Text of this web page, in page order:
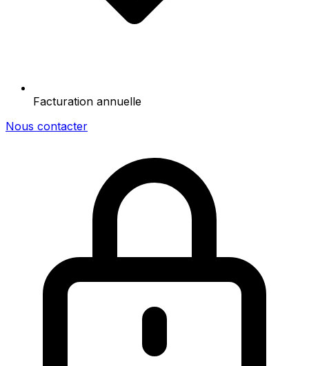
Facturation annuelle
Nous contacter